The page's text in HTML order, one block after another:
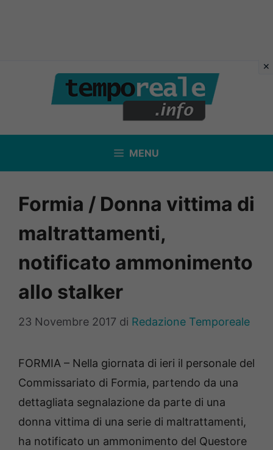
contenuto
MENU
Formia / Donna vittima di
maltrattamenti,
notificato ammonimento
allo stalker
23 Novembre 2017 di Redazione Temporeale
FORMIA – Nella giornata di ieri il personale del
Commissariato di Formia, partendo da una
dettagliata segnalazione da parte di una
donna vittima di una serie di maltrattamenti,
ha notificato un ammonimento del Questore